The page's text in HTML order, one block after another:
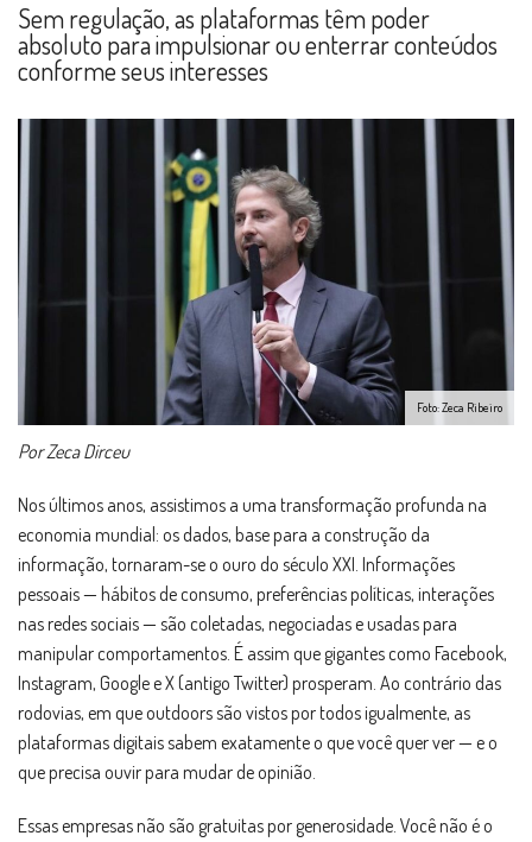
Sem regulação, as plataformas têm poder
absoluto para impulsionar ou enterrar conteúdos
conforme seus interesses
Foto: Zeca Ribeiro
Por Zeca Dirceu
Nos últimos anos, assistimos a uma transformação profunda na
economia mundial: os dados, base para a construção da
informação, tornaram-se o ouro do século XXI. Informações
pessoais — hábitos de consumo, preferências políticas, interações
nas redes sociais — são coletadas, negociadas e usadas para
manipular comportamentos. É assim que gigantes como Facebook,
Instagram, Google e X (antigo Twitter) prosperam. Ao contrário das
rodovias, em que outdoors são vistos por todos igualmente, as
plataformas digitais sabem exatamente o que você quer ver — e o
que precisa ouvir para mudar de opinião.
Essas empresas não são gratuitas por generosidade. Você não é o